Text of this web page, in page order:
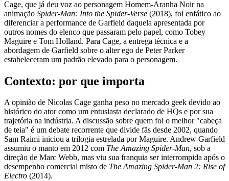
Cage, que já deu voz ao personagem Homem-Aranha Noir na
animação Spider-Man: Into the Spider-Verse (2018), foi enfático ao
diferenciar a performance de Garfield daquela apresentada por
outros nomes do elenco que passaram pelo papel, como Tobey
Maguire e Tom Holland. Para Cage, a entrega técnica e a
abordagem de Garfield sobre o alter ego de Peter Parker
estabeleceram um padrão elevado para o personagem.
Contexto: por que importa
A opinião de Nicolas Cage ganha peso no mercado geek devido ao
histórico do ator como um entusiasta declarado de HQs e por sua
trajetória na indústria. A discussão sobre quem foi o melhor "cabeça
de teia" é um debate recorrente que divide fãs desde 2002, quando
Sam Raimi iniciou a trilogia estrelada por Maguire. Andrew Garfield
assumiu o manto em 2012 com The Amazing Spider-Man, sob a
direção de Marc Webb, mas viu sua franquia ser interrompida após o
desempenho comercial misto de The Amazing Spider-Man 2: Rise of
Electro (2014).